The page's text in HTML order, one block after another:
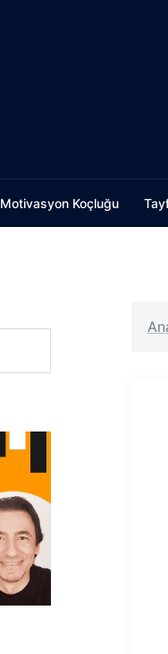
Motivasyon Koçluğu